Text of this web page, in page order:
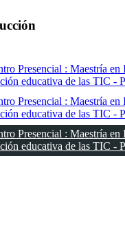
Presencial : Maestría en
educativa de las TIC -
Presencial : Maestría en
educativa de las TIC -
Presencial : Maestría en
educativa de las TIC -